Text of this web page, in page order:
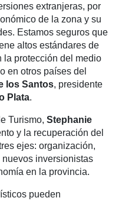
extranjeras, por
de la zona y su
Estamos seguros que
altos estándares de
la protección del medio
en otros países del
los Santos, presidente
Plata.
Turismo, Stephanie
y la recuperación del
ejes: organización,
inversionistas
en la provincia.
pueden